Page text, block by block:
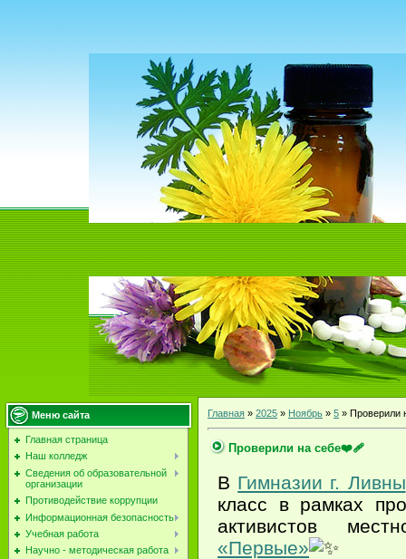
Меню сайта
Главная страница
Наш колледж
Сведения об образовательной
организации
Противодействие коррупции
Информационная безопасность
Учебная работа
Научно - методическая работа
Главная » 2025 » Ноябрь » 5 » Проверили
Проверили на себе❤️‍🩹
В Гимназии г. Ливны
класс в рамках
активистов
«Первые»